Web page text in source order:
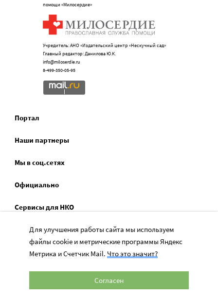
помощи «Милосердие»
Учредитель: АНО «Издательский центр «Нескучный сад»
Главный редактор: Данилова Ю.К.
info@miloserdie.ru
8-499-350-05-95
Портал
Наши партнеры
Мы в соц.сетях
Официально
Сервисы для НКО
Спецпроекты
Социальное служение
Для улучшения работы сайта мы используем
файлы cookie и метрические программы Яндекс
Метрика и Счетчик Mail. Что это значит?
Согласен